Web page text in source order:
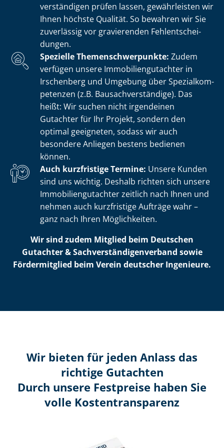
ver­stän­di­gen prüfen lassen, gewährleisten wir
Ihnen höchste Qualität. So bewahren wir Sie
zuverlässig vor gravierenden Fehl­ent­schei­
dun­gen.
Spezielle The­men­schwer­punk­te: Zudem
verfügen unsere Im­mo­bi­li­en­gut­ach­ter in
Irschenberg und Umgebung über Spe­zi­al­kom­
pe­ten­zen (z.B. Bau­sach­ver­stän­di­ge). Das
heißt: Wir suchen nicht irgendeinen
Gutachter für Ihr Projekt, sondern den
optimal geeigneten, sodass wir auch
besondere Anliegen bestens bedienen
können.
Auch kurzfristige Termine: Unsere Kunden
sind uns wichtig. Deshalb richten sich unsere
Im­mo­bi­li­en­gut­ach­ter zeitlich nach Ihnen und
nehmen auch kurzfristige Aufträge wahr –
ganz nach Ihren Möglichkeiten.
Wir sind zudem Mitglied beim Deutschen
Gutachter & Sach­ver­stän­di­gen­ver­band sowie
Fördermitglied beim Verein deutscher Ingenieure.
Wir bieten für jeden Anlass das
richtige Gutachten
Durch unsere Festpreise haben Sie
volle Kosten­transparenz